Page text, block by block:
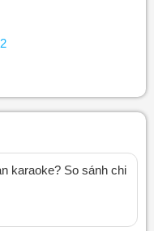
karaoke? So sánh chi